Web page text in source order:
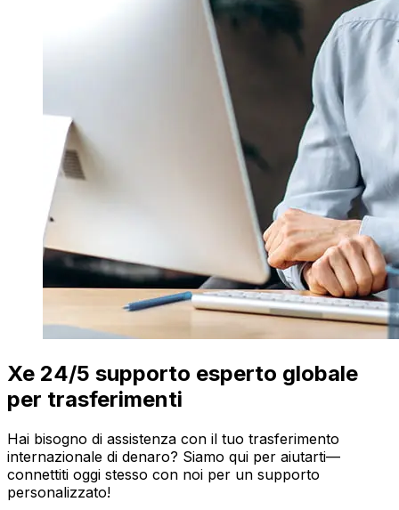
Xe 24/5 supporto esperto globale
per trasferimenti
Hai bisogno di assistenza con il tuo trasferimento
internazionale di denaro? Siamo qui per aiutarti—
connettiti oggi stesso con noi per un supporto
personalizzato!